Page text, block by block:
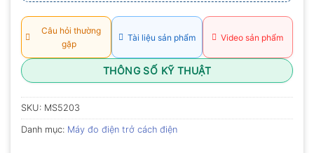
Câu hỏi thường
gặp
Tài liệu sản phẩm Video sản phẩm
THÔNG SỐ KỸ THUẬT
SKU: MS5203
Danh mục: Máy đo điện trở cách điện